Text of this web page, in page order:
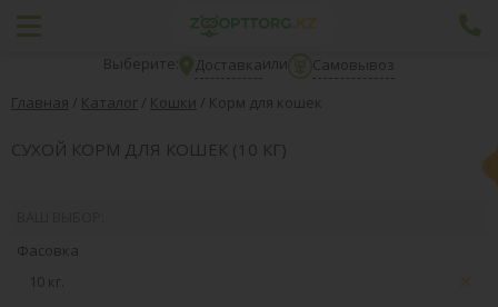
Выберите: Доставкаили
Самовывоз
Главная / Каталог / Кошки / Корм для кошек
СУХОЙ КОРМ ДЛЯ КОШЕК (10 КГ)
Фасовка
10 кг.